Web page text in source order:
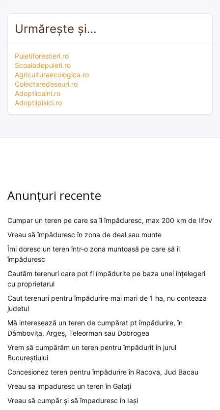
Urmărește și…
Puietiforestieri.ro
Scoaladepuieti.ro
Agriculturaecologica.ro
Colectaredeseuri.ro
Adoptiicaini.ro
Adoptiipisici.ro
Anunțuri recente
Cumpar un teren pe care sa îl împăduresc, max 200 km de Ilfov
Vreau să împăduresc în zona de deal sau munte
Îmi doresc un teren într-o zona muntoasă pe care să îl
împăduresc
Cautăm terenuri care pot fi împădurite pe baza unei înțelegeri
cu proprietarul
Caut terenuri pentru împădurire mai mari de 1 ha, nu conteaza
judetul
Mă interesează un teren de cumpărat pt împădurire, în
Dâmbovița, Argeș, Teleorman sau Dobrogea
Vrem să cumpărăm un teren pentru împădurit în jurul
Bucureștiului
Concesionez teren pentru împădurire în Racova, Jud Bacau
Vreau sa impaduresc un teren în Galați
Vreau să cumpăr și să împaduresc în Iași